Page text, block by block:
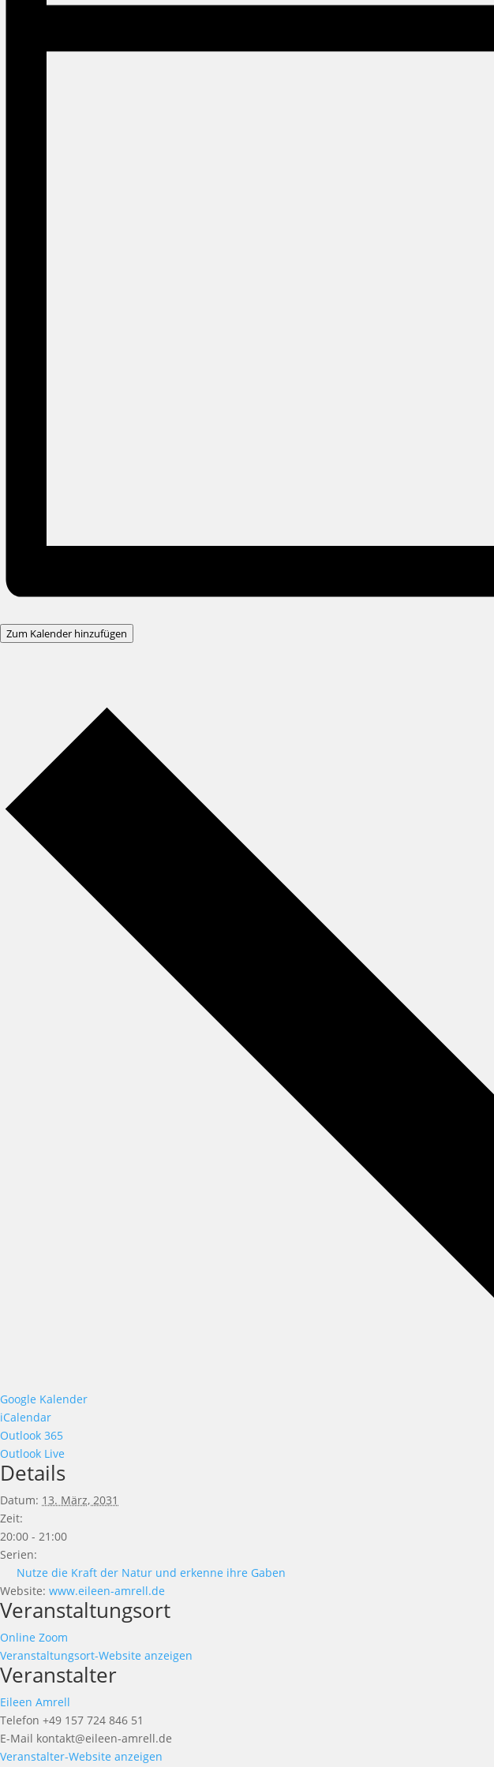
Zum Kalender hinzufügen
Google Kalender
iCalendar
Outlook 365
Outlook Live
Details
Datum: 13. März, 2031
Zeit:
20:00 - 21:00
Serien:
Nutze die Kraft der Natur und erkenne ihre Gaben
Website: www.eileen-amrell.de
Veranstaltungsort
Online Zoom
Veranstaltungsort-Website anzeigen
Veranstalter
Eileen Amrell
Telefon +49 157 724 846 51
E-Mail kontakt@eileen-amrell.de
Veranstalter-Website anzeigen